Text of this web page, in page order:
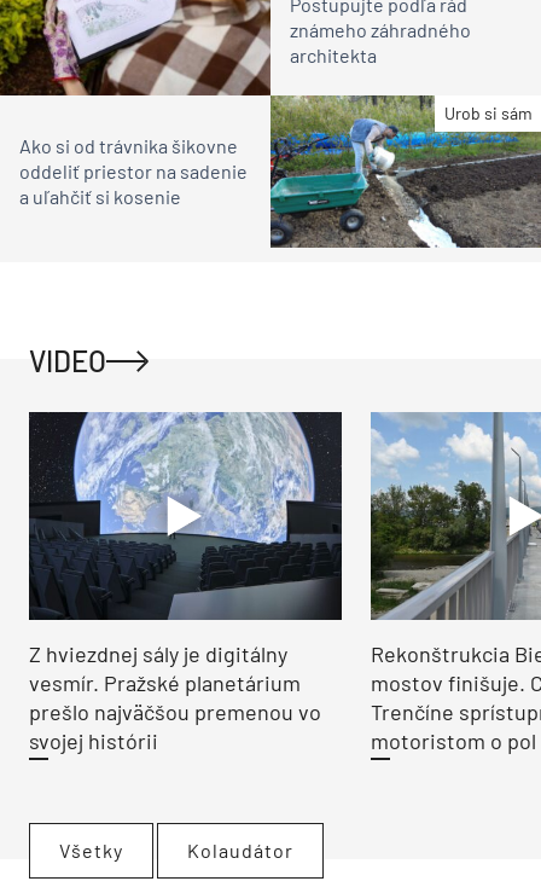
Postupujte podľa rád
známeho záhradného
architekta
Urob si sám
Ako si od trávnika šikovne
oddeliť priestor na sadenie
a uľahčiť si kosenie
VIDEO
Z hviezdnej sály je digitálny
vesmír. Pražské planetárium
prešlo najväčšou premenou vo
svojej histórii
Rekonštrukcia
mostov finišuje.
Trenčíne
motoristom o pol
Všetky Kolaudátor